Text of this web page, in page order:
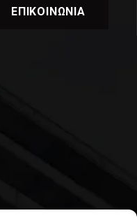
ΕΠΙΚΟΙΝΩΝΙΑ